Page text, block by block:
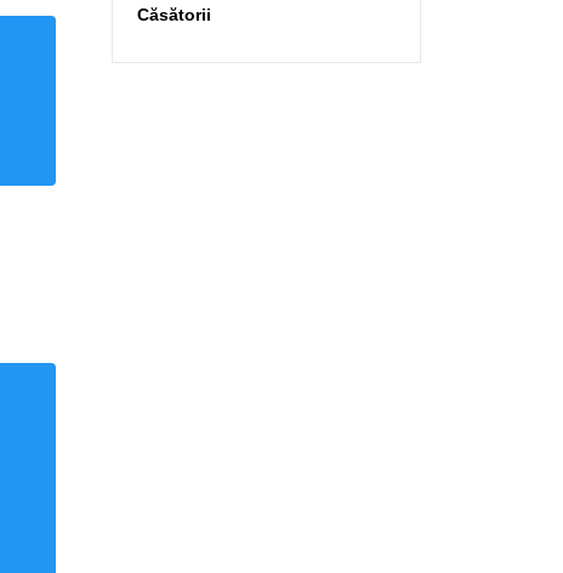
Căsătorii